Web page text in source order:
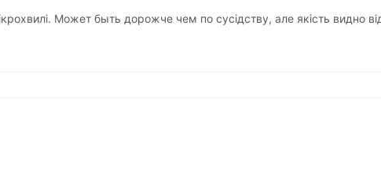
Может быть дорожче чем по сусідству, але якість видно